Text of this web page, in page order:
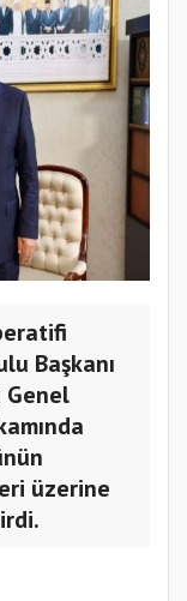
Başkanı
Genel
üzerine